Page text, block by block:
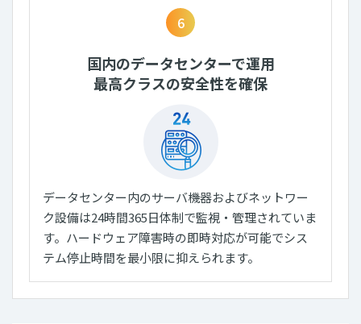
6
国内のデータセンターで運用
最高クラスの安全性を確保
データセンター内のサーバ機器およびネットワー
ク設備は24時間365日体制で監視・管理されていま
す。ハードウェア障害時の即時対応が可能でシス
テム停止時間を最小限に抑えられます。